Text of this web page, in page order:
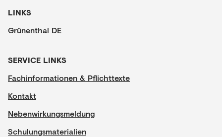
LINKS
Grünenthal DE
SERVICE LINKS
Fachinformationen & Pflichttexte
Kontakt
Nebenwirkungsmeldung
Schulungsmaterialien